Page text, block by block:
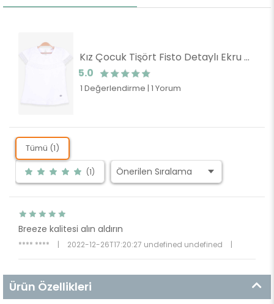
Kız Çocuk Tişört Fisto Detaylı Ekru (3 Yaş)
5.0
1 Değerlendirme | 1 Yorum
Tümü (1)
(1)
Breeze kalitesi alın aldırın
**** **** | 2022-12-26T17:20:27 undefined undefined |
Ürün Özellikleri